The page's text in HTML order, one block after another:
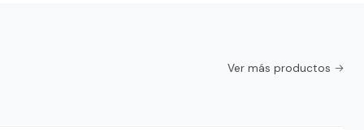
Ver más productos